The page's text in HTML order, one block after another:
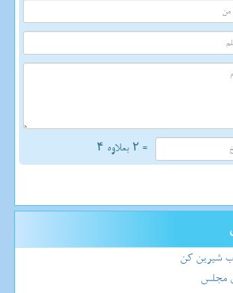
= ۲ بعلاوه ۴
شیرین کن
مجلس